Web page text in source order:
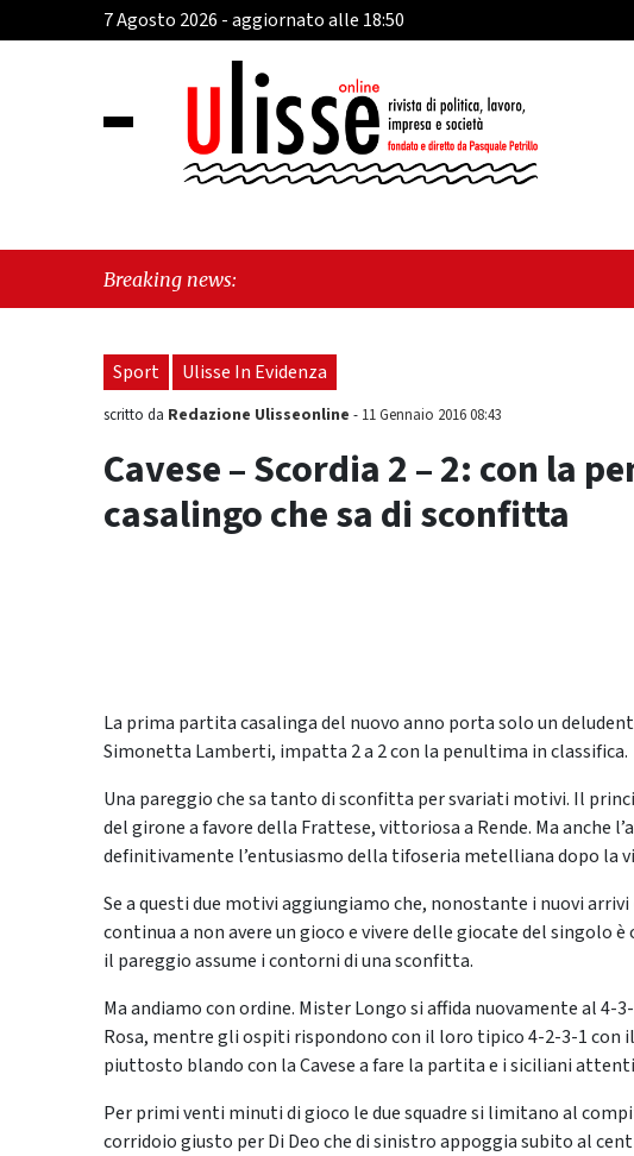
7 Agosto 2026 - aggiornato alle 18:50
Breaking news: "Cava de'
perché esiste"
Sport Ulisse In Evidenza
scritto da Redazione Ulisseonline - 11 Gennaio 2016 08:43
Cavese – Scordia 2 – 2: con la
casalingo che sa di sconfitta
La prima partita casalinga del nuovo anno porta solo un
Simonetta Lamberti, impatta 2 a 2 con la penultima in classifica.
Una pareggio che sa tanto di sconfitta per svariati motivi. Il
del girone a favore della Frattese, vittoriosa a Rende. Ma anche
definitivamente l’entusiasmo della tifoseria metelliana dopo la
Se a questi due motivi aggiungiamo che, nonostante i nuovi
continua a non avere un gioco e vivere delle giocate del singolo
il pareggio assume i contorni di una sconfitta.
Ma andiamo con ordine. Mister Longo si affida nuovamente al 4-
Rosa, mentre gli ospiti rispondono con il loro tipico 4-2-3-1 con
piuttosto blando con la Cavese a fare la partita e i siciliani
Per primi venti minuti di gioco le due squadre si limitano al
corridoio giusto per Di Deo che di sinistro appoggia subito al